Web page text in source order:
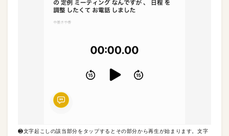
❸文字起こしの該当部分をタップするとその部分から再生が始まります。文字